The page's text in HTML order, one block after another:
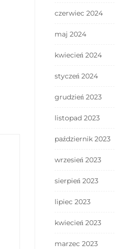
czerwiec 2024
maj 2024
kwiecień 2024
styczeń 2024
grudzień 2023
listopad 2023
październik 2023
wrzesień 2023
sierpień 2023
lipiec 2023
kwiecień 2023
marzec 2023